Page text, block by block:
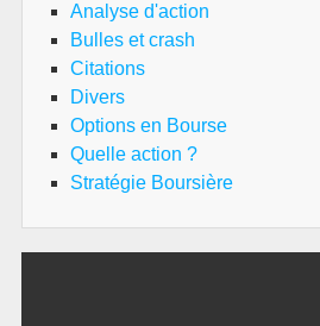
Analyse d'action
Bulles et crash
Citations
Divers
Options en Bourse
Quelle action ?
Stratégie Boursière